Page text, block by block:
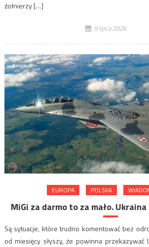
żołnierzy […]
9 lipca 2026
EUROPA POLSKA
MiGi za darmo to za mało.
Są sytuacje, które trudno komentować bez
od miesięcy słyszy, że powinna przekazywać